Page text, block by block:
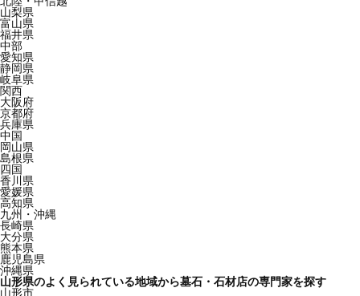
山梨県
富山県
福井県
中部
愛知県
静岡県
岐阜県
関西
大阪府
京都府
兵庫県
中国
岡山県
島根県
四国
香川県
愛媛県
高知県
九州・沖縄
長崎県
大分県
熊本県
鹿児島県
沖縄県
山形県のよく見られている地域から墓石・石材店の専門家を探す
山形市